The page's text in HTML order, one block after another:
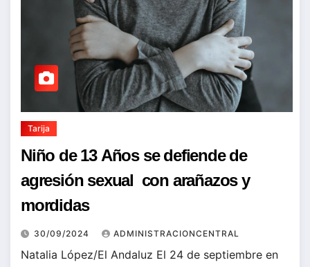
Tarija
Niño de 13 Años se defiende de
agresión sexual con arañazos y
mordidas
30/09/2024 ADMINISTRACIONCENTRAL
Natalia López/El Andaluz El 24 de septiembre en